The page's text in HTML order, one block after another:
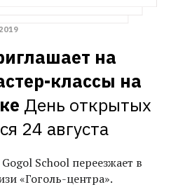
на
классы на
День открытых
24 августа
School переезжает в
«Гоголь-центра».